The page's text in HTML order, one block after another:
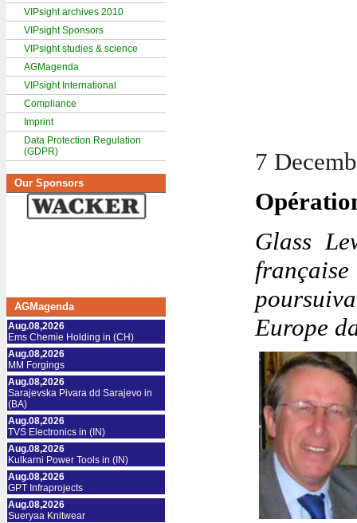
VIPsight archives 2010
VIPsight Sponsors
VIPsight studies & science
AGMagenda
VIPsight International
Compliance
Imprint
Data Protection Regulation
(GDPR)
Our Sponsors
AGMagenda
Aug.08,2026
Ems Chemie Holding in (CH)
Aug.08,2026
MM Forgings
Aug.08,2026
Sarajevska Pivara dd Sarajevo in
(BA)
Aug.08,2026
TVS Electronics in (IN)
Aug.08,2026
Kulkarni Power Tools in (IN)
Aug.08,2026
GPT Infraprojects
Aug.08,2026
Sueryaa Knitwear
7
Glass
Europe